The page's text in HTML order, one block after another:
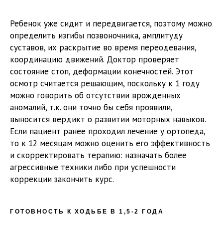
Ребенок уже сидит и передвигается, поэтому можно
определить изгибы позвоночника, амплитуду
суставов, их раскрытие во время переодевания,
координацию движений. Доктор проверяет
состояние стоп, деформации конечностей. Этот
осмотр считается решающим, поскольку к 1 году
можно говорить об отсутствии врожденных
аномалий, т.к. они точно бы себя проявили,
выносится вердикт о развитии моторных навыков.
Если пациент ранее проходил лечение у ортопеда,
то к 12 месяцам можно оценить его эффективность
и скорректировать терапию: назначать более
агрессивные техники либо при успешности
коррекции закончить курс.
ГОТОВНОСТЬ К ХОДЬБЕ В 1,5-2 ГОДА